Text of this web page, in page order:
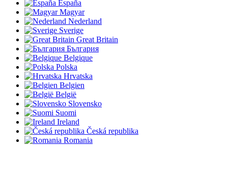
España
Magyar
Nederland
Sverige
Great Britain
България
Belgique
Polska
Hrvatska
Belgien
België
Slovensko
Suomi
Ireland
Česká republika
Romania